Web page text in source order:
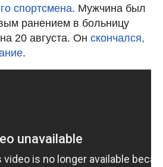
спортсмена. Мужчина был
ранением в больницу
20 августа. Он скончался,
.